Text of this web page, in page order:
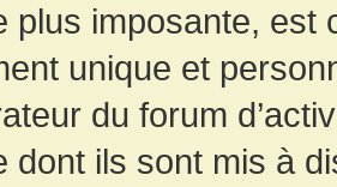
plus imposante, est
unique et
du forum
dont ils sont mis à